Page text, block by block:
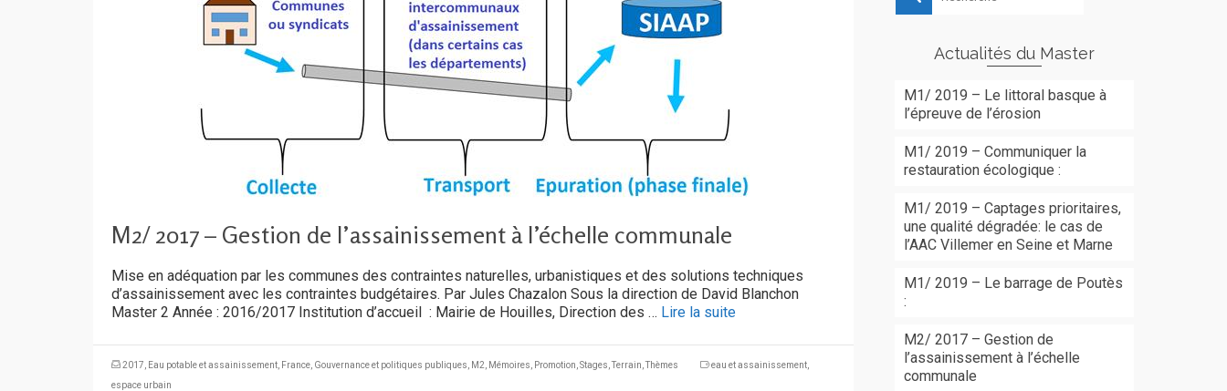
M2/ 2017 – Gestion de l’assainissement à l’échelle communale
Mise en adéquation par les communes des contraintes naturelles, urbanistiques et des solutions techniques
d’assainissement avec les contraintes budgétaires. Par Jules Chazalon Sous la direction de David Blanchon
Master 2 Année : 2016/2017 Institution d’accueil : Mairie de Houilles, Direction des … Lire la suite
2017 Eau potable et assainissement France Gouvernance et politiques publiques M2 Mémoires Promotion Stages ,Terrain ,Thèmes eau et assainissement
espace urbain
Actualités du Master
M1/ 2019 – Le littoral basque à
l’épreuve de l’érosion
M1/ 2019 – Communiquer la
restauration écologique :
M1/ 2019 – Captages prioritaires,
une qualité dégradée: le cas de
l’AAC Villemer en Seine et Marne
M1/ 2019 – Le barrage de Poutès
:
M2/ 2017 – Gestion de
l’assainissement à l’échelle
communale